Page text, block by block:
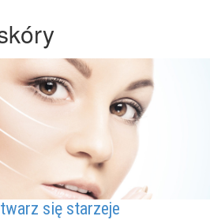
się starzeje